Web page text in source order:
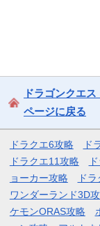
ドラゴンクエ
ページに戻る
ドラクエ6攻略 ド
ドラクエ11攻略
ョーカー攻略
ド
ワンダーランド3D
ケモンORAS攻略